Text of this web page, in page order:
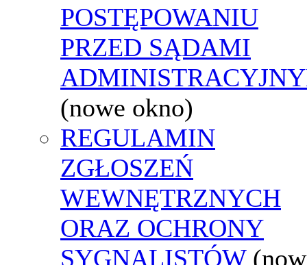
POSTĘPOWANIU
PRZED SĄDAMI
(nowe okno)
REGULAMIN
ZGŁOSZEŃ
WEWNĘTRZNYCH
ORAZ OCHRONY
SYGNALISTÓW